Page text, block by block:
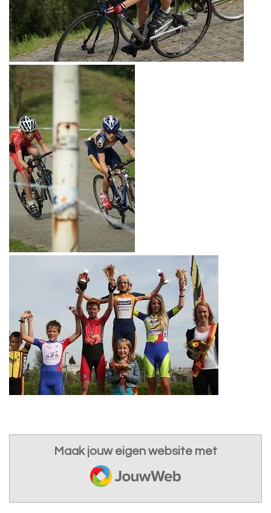
Maak jouw eigen website met
JouwWeb